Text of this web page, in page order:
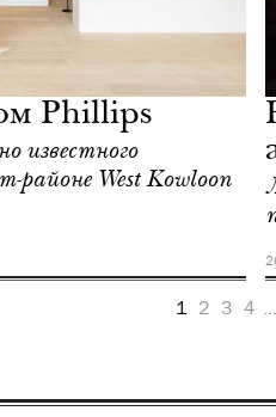
Phillips
известного
районе West Kowloon
1 2 3 4 ...